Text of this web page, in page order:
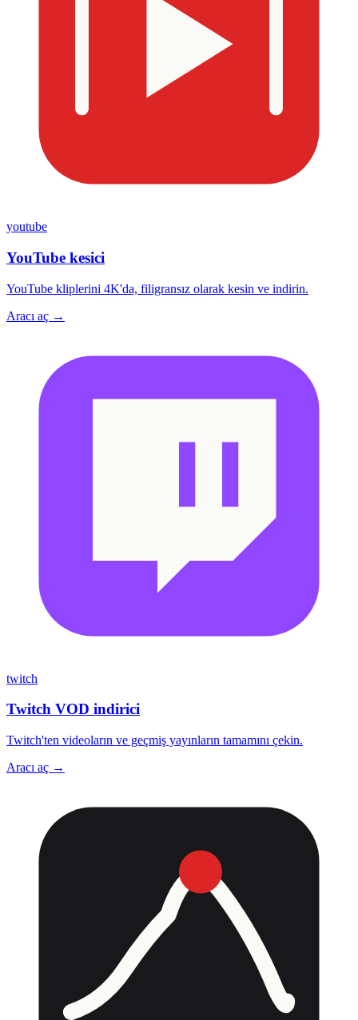
youtube
YouTube kesici
YouTube kliplerini 4K'da, filigransız olarak kesin ve indirin.
Aracı aç →
twitch
Twitch VOD indirici
Twitch'ten videoların ve geçmiş yayınların tamamını çekin.
Aracı aç →